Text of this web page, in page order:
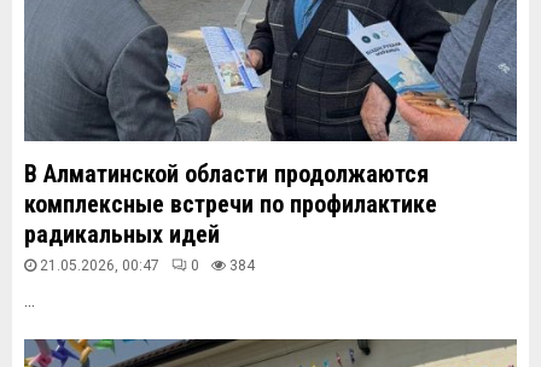
В Алматинской области продолжаются
комплексные встречи по профилактике
радикальных идей
21.05.2026, 00:47 0 384